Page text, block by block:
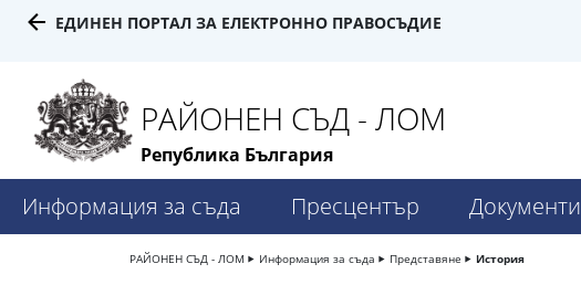
ЕДИНЕН ПОРТАЛ ЗА ЕЛЕКТРОННО ПРАВОСЪДИЕ
РАЙОНЕН СЪД - ЛОМ
Република България
Информация за съда Пресцентър Документи
РАЙОНЕН СЪД - ЛОМ Информация за съда Представяне История